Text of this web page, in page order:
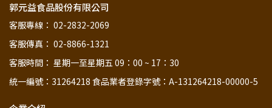
郭元益食品股份有限公司
客服專線： 02-2832-2069
客服傳真： 02-8866-1321
客服時間： 星期一至星期五 09：00 ~ 17：30
統一編號：31264218 食品業者登錄字號：A-131264218-00000-5